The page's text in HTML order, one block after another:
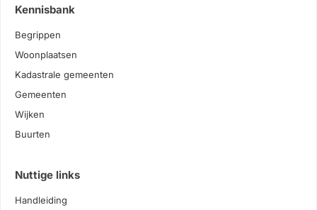
Kennisbank
Begrippen
Woonplaatsen
Kadastrale gemeenten
Gemeenten
Wijken
Buurten
Nuttige links
Handleiding